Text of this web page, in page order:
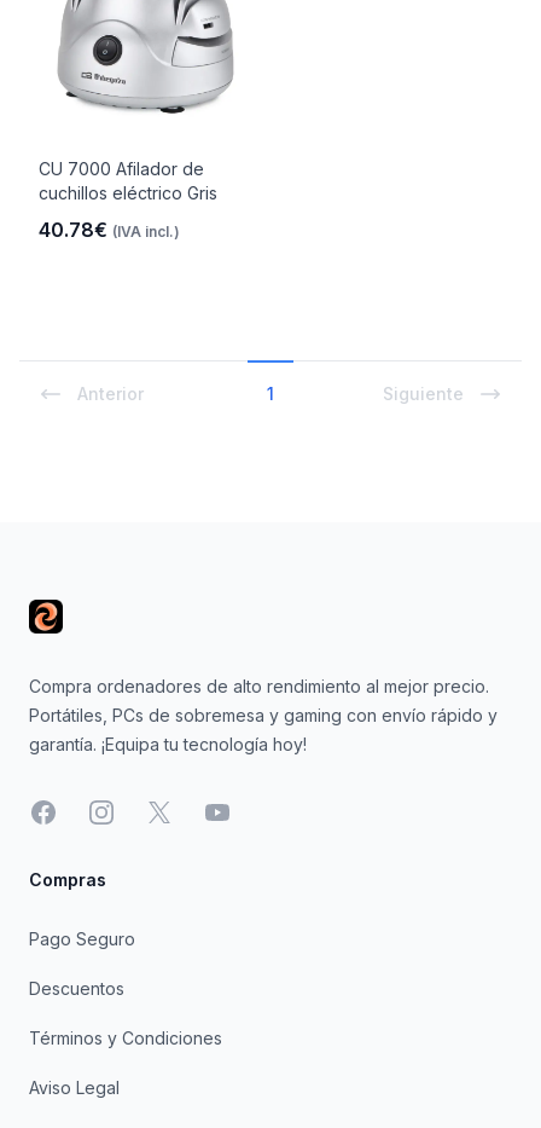
CU 7000 Afilador de
cuchillos eléctrico Gris
40.78€ (IVA incl.)
Anterior 1 Siguiente
Compra ordenadores de alto rendimiento al mejor precio.
Portátiles, PCs de sobremesa y gaming con envío rápido y
garantía. ¡Equipa tu tecnología hoy!
FacebookInstagram
X YouTube
Compras
Pago Seguro
Descuentos
Términos y Condiciones
Aviso Legal